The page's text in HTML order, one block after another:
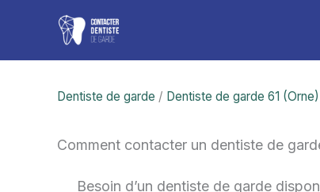
contenu
Dentiste de garde / Dentiste de garde 61 (Orne)
Comment contacter un dentiste de
Besoin d’un dentiste de garde